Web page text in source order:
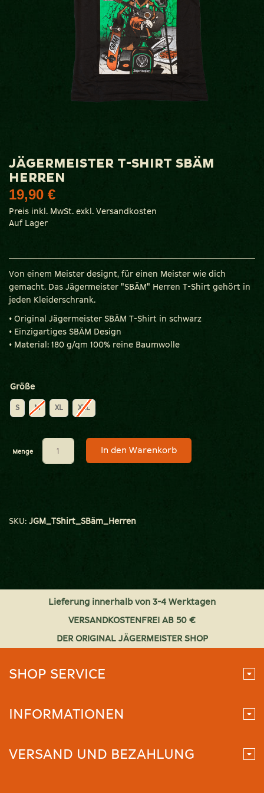
Zum
Anfang
der
Bildgalerie
springen
JÄGERMEISTER T-SHIRT SBÄM
HERREN
19,90 €
Preis inkl. MwSt. exkl. Versandkosten
Auf Lager
Von einem Meister designt, für einen Meister wie dich
gemacht. Das Jägermeister "SBÄM" Herren T-Shirt gehört in
jeden Kleiderschrank.
• Original Jägermeister SBÄM T-Shirt in schwarz
• Einzigartiges SBÄM Design
• Material: 180 g/qm 100% reine Baumwolle
Größe
S M XL XXL
Menge In den Warenkorb
SKU: JGM_TShirt_SBäm_Herren
Lieferung innerhalb von 3-4 Werktagen
VERSANDKOSTENFREI AB 50 €
DER ORIGINAL JÄGERMEISTER SHOP
SHOP SERVICE
INFORMATIONEN
VERSAND UND BEZAHLUNG